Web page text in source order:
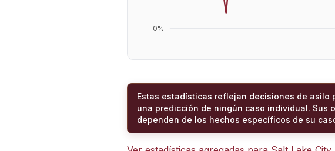
0%
Estas estadísticas reflejan decisiones de asilo
una predicción de ningún caso individual. Sus
dependen de los hechos específicos de su